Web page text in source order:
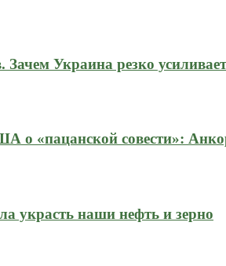
Украина резко
о «пацанской совести»:
украсть наши нефть и зерно